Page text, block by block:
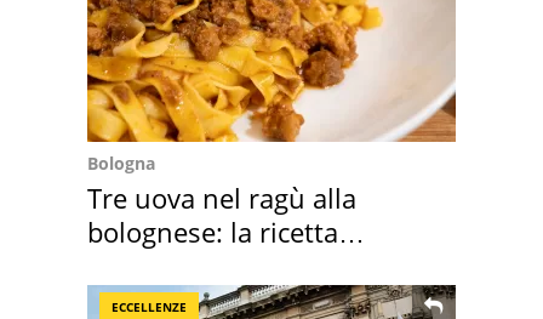
Bologna
Tre uova nel ragù alla
bolognese: la ricetta
ECCELLENZE